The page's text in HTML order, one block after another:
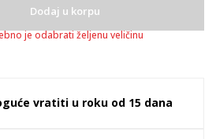
Dodaj u korpu
je odabrati željenu veličinu
vratiti u roku od 15 dana